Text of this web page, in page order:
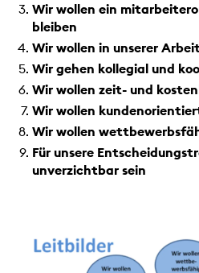
Wir wollen ein
bleiben
Wir wollen in unserer
Wir gehen kollegial und
Wir wollen zeit- und
Wir wollen
Wir wollen
Für unsere
unverzichtbar sein